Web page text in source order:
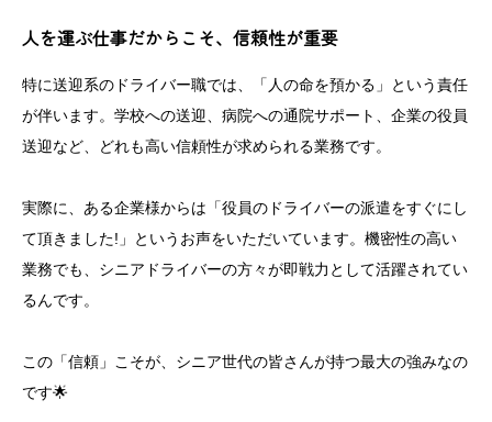
人を運ぶ仕事だからこそ、信頼性が重要
特に送迎系のドライバー職では、「人の命を預かる」という責任
が伴います。学校への送迎、病院への通院サポート、企業の役員
送迎など、どれも高い信頼性が求められる業務です。
実際に、ある企業様からは「役員のドライバーの派遣をすぐにし
て頂きました!」というお声をいただいています。機密性の高い
業務でも、シニアドライバーの方々が即戦力として活躍されてい
るんです。
この「信頼」こそが、シニア世代の皆さんが持つ最大の強みなの
です🌟